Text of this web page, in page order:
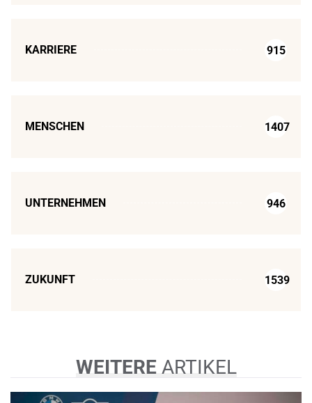
KARRIERE 915
MENSCHEN 1407
UNTERNEHMEN 946
ZUKUNFT 1539
WEITERE ARTIKEL